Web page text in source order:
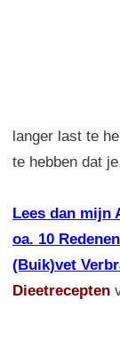
langer last te
te hebben dat
Lees dan mijn
oa. 10
(Buik)vet
Dieetrecepten